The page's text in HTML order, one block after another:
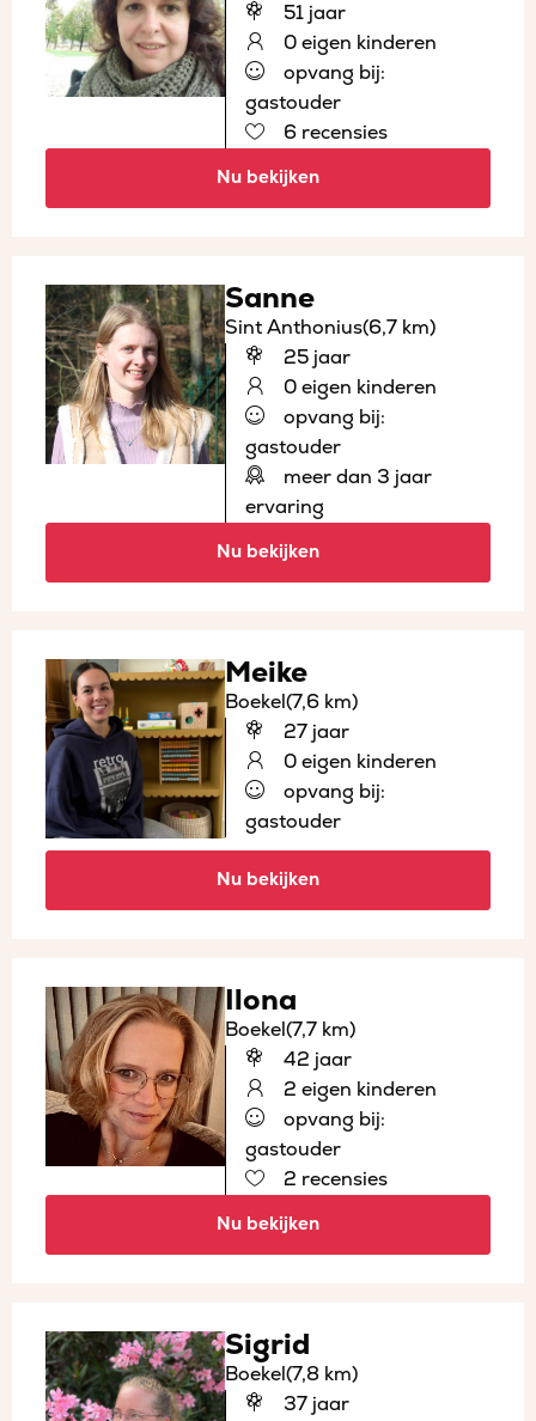
51 jaar
0 eigen kinderen
opvang bij:
gastouder
6 recensies
Nu bekijken
Sanne
Sint Anthonius(6,7 km)
25 jaar
0 eigen kinderen
opvang bij:
gastouder
meer dan 3 jaar
ervaring
Nu bekijken
Meike
Boekel(7,6 km)
27 jaar
0 eigen kinderen
opvang bij:
gastouder
Nu bekijken
Ilona
Boekel(7,7 km)
42 jaar
2 eigen kinderen
opvang bij:
gastouder
2 recensies
Nu bekijken
Sigrid
Boekel(7,8 km)
37 jaar